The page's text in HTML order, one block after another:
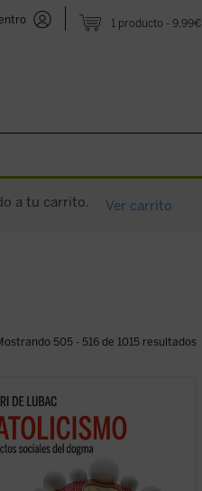
1 producto 9,99€
a tu carrito. Ver carrito
505 - 516 de 1015 resultados
gran clásico, de carácter
del padre De Lubac se
los dos rasgos esenciales de la
católica. Por un lado, la
como acontecimiento salvífico